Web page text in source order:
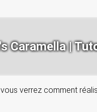
Caramella |
verrez comment